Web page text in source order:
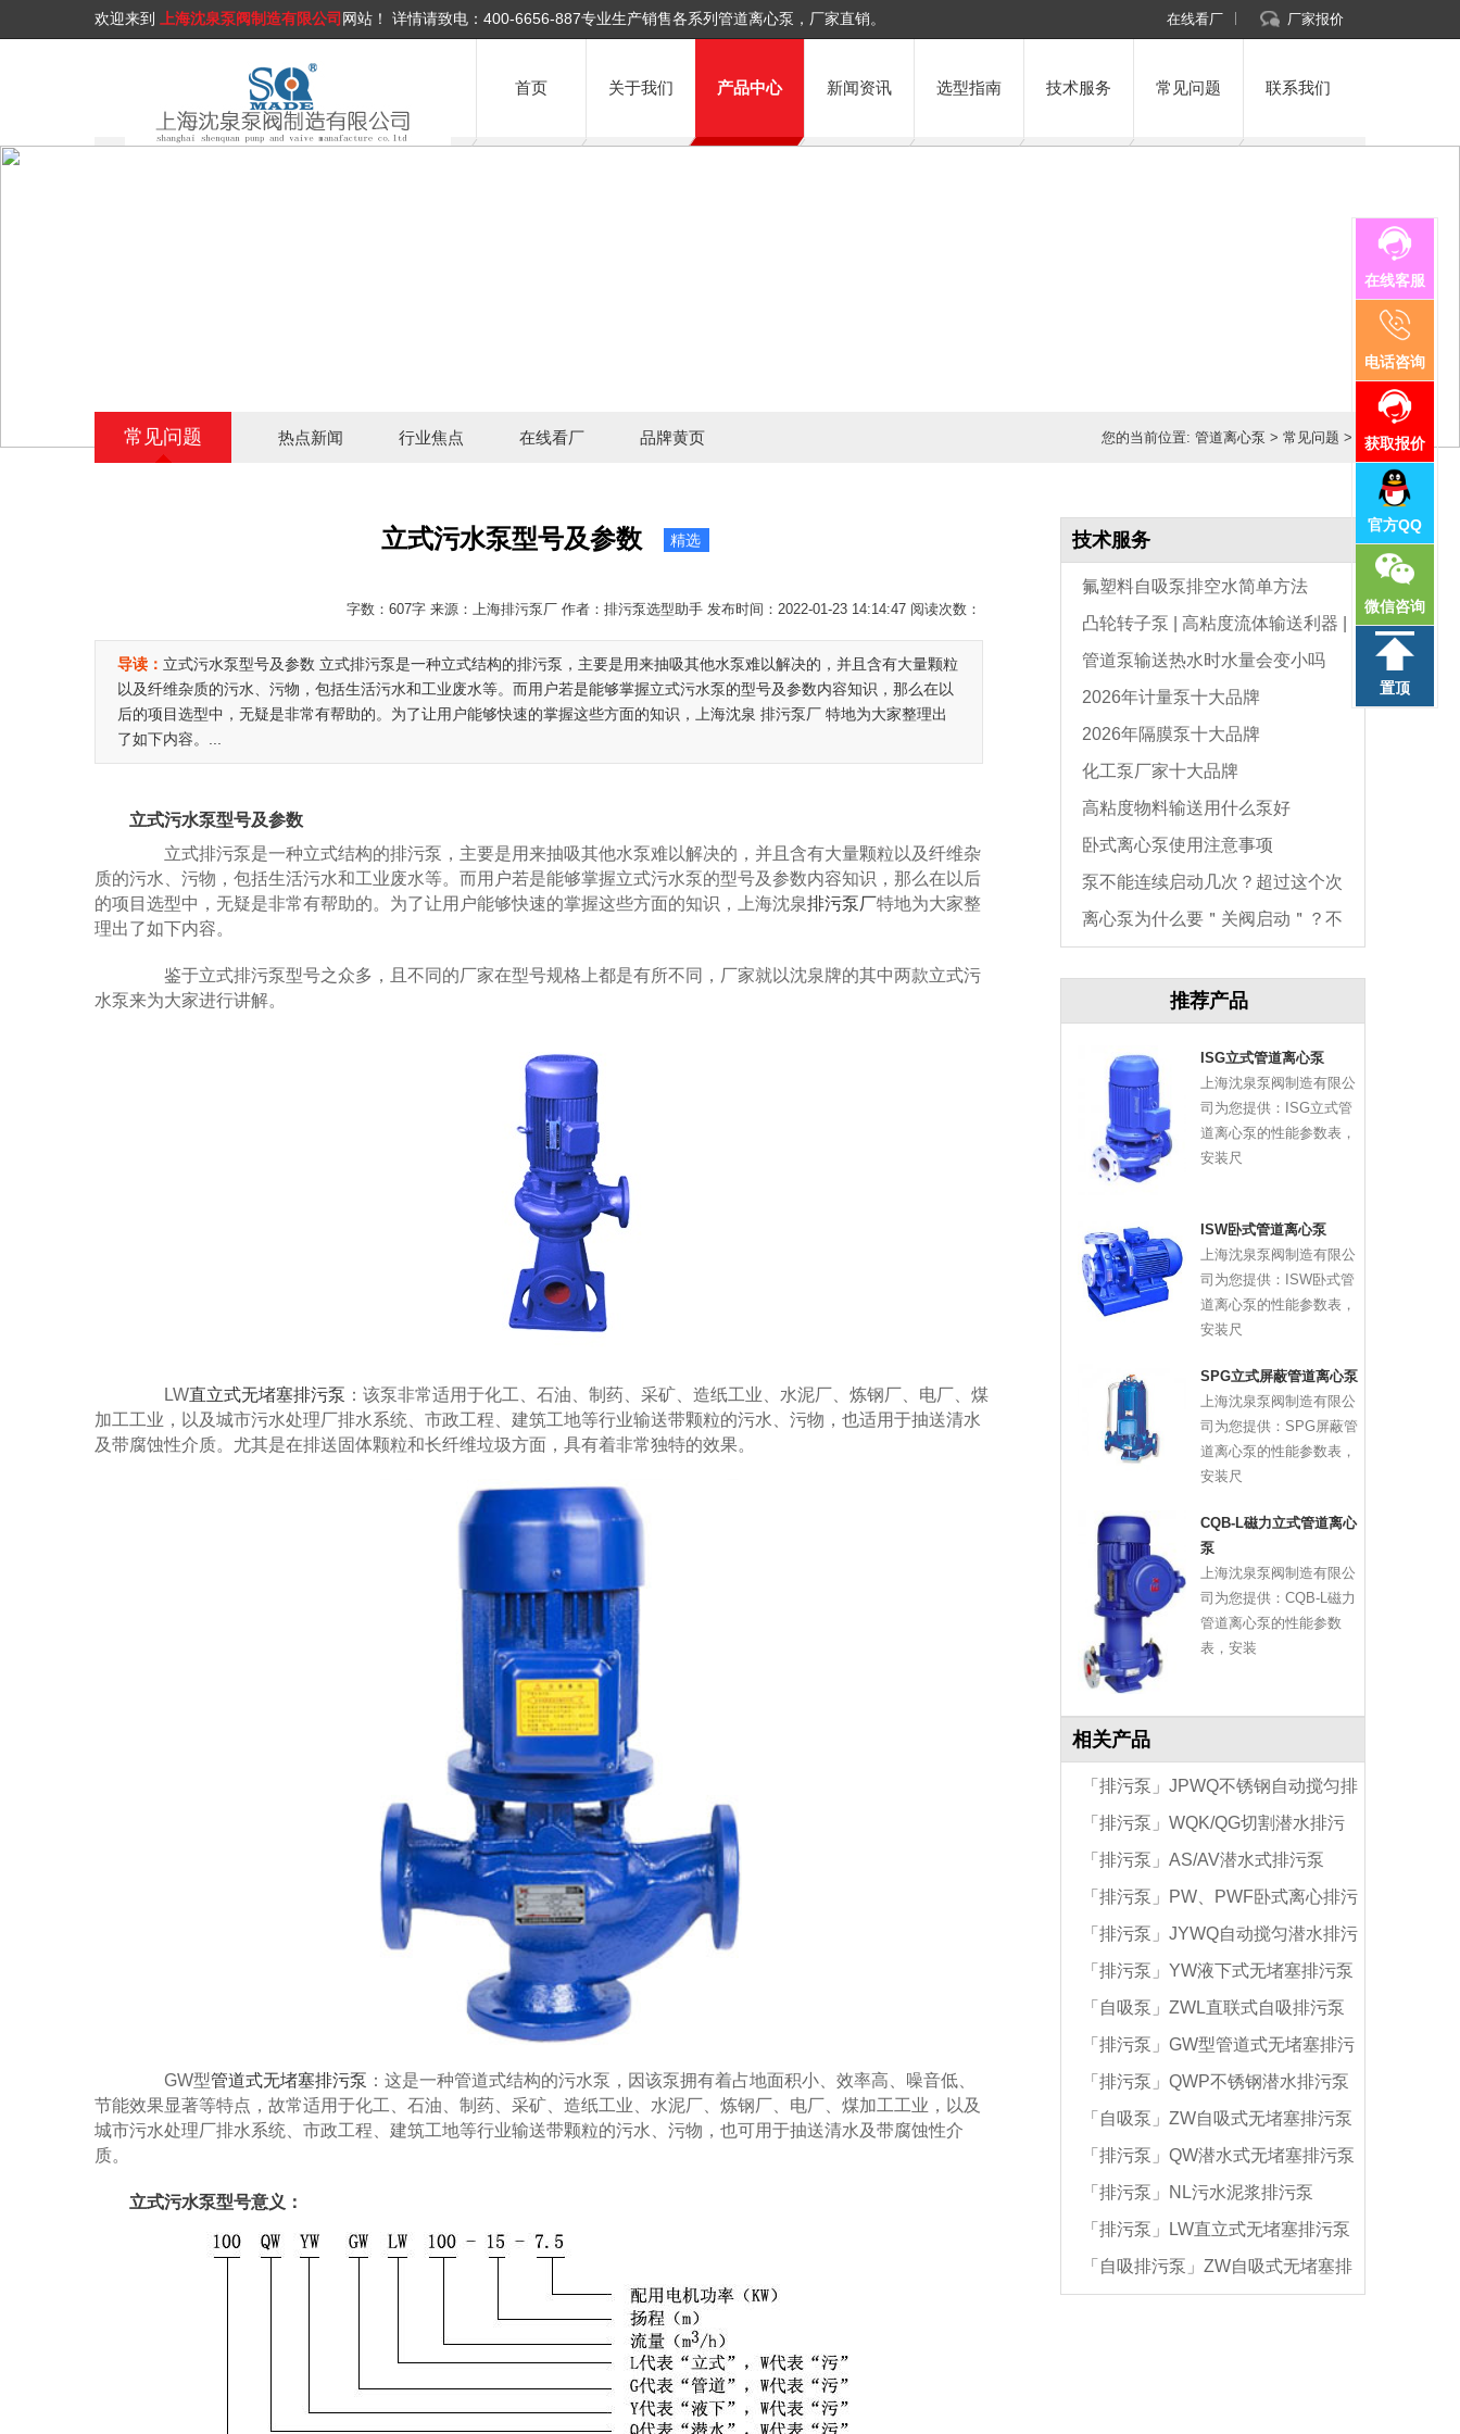
欢迎来到 上海沈泉泵阀制造有限公司 网站！ 详情请致电： 400-6656-887专业生产销售各系列管道离心泵，厂家直销。 在线看厂 厂家报价
首页 关于我们 产品中心 新闻资讯 选型指南 技术服务 常见问题 联系我们
在线客服
电话咨询
获取报价
官方QQ
微信咨询
置顶
常见问题 热点新闻 行业焦点 在线看厂 品牌黄页 您的当前位置:管道离心泵 >常见问题 >
立式污水泵型号及参数 精选
字数：607字 来源：上海排污泵厂 作者：排污泵选型助手 发布时间：2022-01-23 14:14:47 阅读次数：
导读： 立式污水泵型号及参数 立式排污泵是一种立式结构的排污泵，主要是用来抽吸其他水泵难以解决的，并且含有大量颗粒
以及纤维杂质的污水、污物，包括生活污水和工业废水等。而用户若是能够掌握立式污水泵的型号及参数内容知识，那么在以
后的项目选型中，无疑是非常有帮助的。为了让用户能够快速的掌握这些方面的知识，上海沈泉 排污泵厂 特地为大家整理出
了如下内容。...
立式污水泵型号及参数
立式排污泵是一种立式结构的排污泵，主要是用来抽吸其他水泵难以解决的，并且含有大量颗粒以及纤维杂
质的污水、污物，包括生活污水和工业废水等。而用户若是能够掌握立式污水泵的型号及参数内容知识，那么在以后
的项目选型中，无疑是非常有帮助的。为了让用户能够快速的掌握这些方面的知识，上海沈泉排污泵厂特地为大家整
理出了如下内容。
鉴于立式排污泵型号之众多，且不同的厂家在型号规格上都是有所不同，厂家就以沈泉牌的其中两款立式污
水泵来为大家进行讲解。
LW直立式无堵塞排污泵 ：该泵非常适用于化工、石油、制药、采矿、造纸工业、水泥厂、炼钢厂、电厂、煤
加工工业，以及城市污水处理厂排水系统、市政工程、建筑工地等行业输送带颗粒的污水、污物，也适用于抽送清水
及带腐蚀性介质。尤其是在排送固体颗粒和长纤维垃圾方面，具有着非常独特的效果。
GW型管道式无堵塞排污泵 ：这是一种管道式结构的污水泵，因该泵拥有着占地面积小、效率高、噪音低、
节能效果显著等特点，故常适用于化工、石油、制药、采矿、造纸工业、水泥厂、炼钢厂、电厂、煤加工工业，以及
城市污水处理厂排水系统、市政工程、建筑工地等行业输送带颗粒的污水、污物，也可用于抽送清水及带腐蚀性介
质。
立式污水泵型号意义：
技术服务
氟塑料自吸泵排空水简单方法
凸轮转子泵 | 高粘度流体输送利器 |
选型与维护全指南
管道泵输送热水时水量会变小吗
2026年计量泵十大品牌
2026年隔膜泵十大品牌
化工泵厂家十大品牌
高粘度物料输送用什么泵好
卧式离心泵使用注意事项
泵不能连续启动几次？超过这个次
数，电机必坏
离心泵为什么要＂关阀启动＂？不
推荐产品
ISG立式管道离心泵
上海沈泉泵阀制造有限公
司为您提供：ISG立式管
道离心泵的性能参数表，
安装尺
ISW卧式管道离心泵
上海沈泉泵阀制造有限公
司为您提供：ISW卧式管
道离心泵的性能参数表，
安装尺
SPG立式屏蔽管道离心泵
上海沈泉泵阀制造有限公
司为您提供：SPG屏蔽管
道离心泵的性能参数表，
安装尺
CQB-L磁力立式管道离心
泵
上海沈泉泵阀制造有限公
司为您提供：CQB-L磁力
管道离心泵的性能参数
表，安装
相关产品
「排污泵」JPWQ不锈钢自动搅匀排
污泵「排污泵」WQK/QG切割潜水排污
「排污泵」AS/AV潜水式排污泵
「排污泵」PW、PWF卧式离心排污
「排污泵」JYWQ自动搅匀潜水排污
「排污泵」YW液下式无堵塞排污泵
「自吸泵」ZWL直联式自吸排污泵
「排污泵」GW型管道式无堵塞排污
「排污泵」QWP不锈钢潜水排污泵
「自吸泵」ZW自吸式无堵塞排污泵
「排污泵」QW潜水式无堵塞排污泵
「排污泵」NL污水泥浆排污泵
「排污泵」LW直立式无堵塞排污泵
「自吸排污泵」ZW自吸式无堵塞排